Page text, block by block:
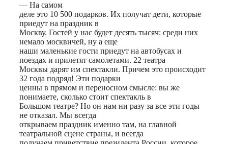
— На самом
деле это 10 500 подарков. Их получат дети, которые
приедут на праздник в
Москву. Гостей у нас будет десять тысяч: среди них
немало москвичей, ну а еще
наши маленькие гости приедут на автобусах и
поездах и прилетят самолетами. 22 театра
Москвы дарят им спектакли. Причем это происходит
32 года подряд! Эти подарки
ценны в прямом и переносном смысле: вы же
понимаете, сколько стоит спектакль в
Большом театре? Но он нам ни разу за все эти годы
не отказал. Мы всегда
открываем праздник именно там, на главной
театральной сцене страны, и всегда